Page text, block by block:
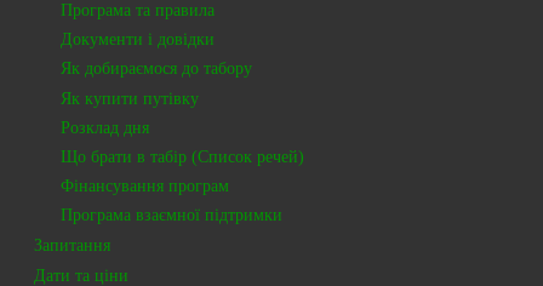
Програма та правила
Документи і довідки
Як добираємося до табору
Як купити путівку
Розклад дня
Що брати в табір (Список речей)
Фінансування програм
Програма взаємної підтримки
Запитання
Дати та ціни